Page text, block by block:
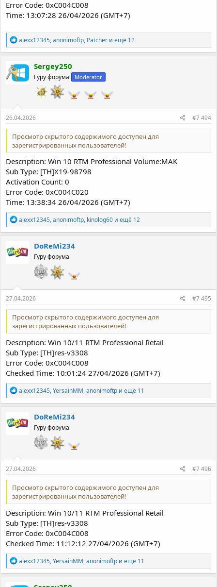
Error Code: 0xC004C008
Time: 13:07:28 26/04/2026 (GMT+7)
Р
е
а
к
ц
и
alexx12345,anonimoftp, Patcher и ещё 12
Sergey250
Гуру форума Moderator
26.04.2026 #7 494
Просмотр скрытого содержимого доступен для
зарегистрированных пользователей!
Description: Win 10 RTM Professional Volume:MAK
Sub Type: [TH]X19-98798
Activation Count: 0
Error Code: 0xC004C020
Time: 13:38:34 26/04/2026 (GMT+7)
Р
е
а
ц
и
alexx12345,anonimoftp, kinolog60 и ещё 12
DoReMi234
Гуру форума
27.04.2026 #7 495
Просмотр скрытого содержимого доступен для
зарегистрированных пользователей!
Description: Win 10/11 RTM Professional Retail
Sub Type: [TH]res-v3308
Error Code: 0xC004C008
Checked Time: 10:01:24 27/04/2026 (GMT+7)
Р
е
а
ц
и
alexx12345,YersainMM,anonimoftp и ещё 11
DoReMi234
Гуру форума
27.04.2026 #7 496
Просмотр скрытого содержимого доступен для
зарегистрированных пользователей!
Description: Win 10/11 RTM Professional Retail
Sub Type: [TH]res-v3308
Error Code: 0xC004C008
Checked Time: 11:12:12 27/04/2026 (GMT+7)
Р
е
а
к
alexx12345,YersainMM,anonimoftp и ещё 11